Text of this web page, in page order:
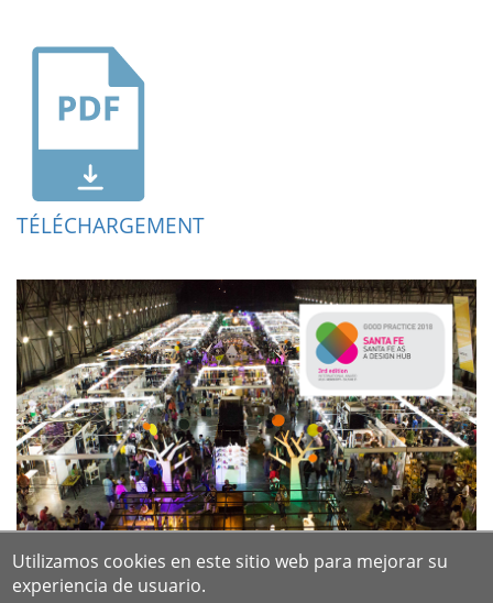
TÉLÉCHARGEMENT
Utilizamos cookies en este sitio web para mejorar su
experiencia de usuario.